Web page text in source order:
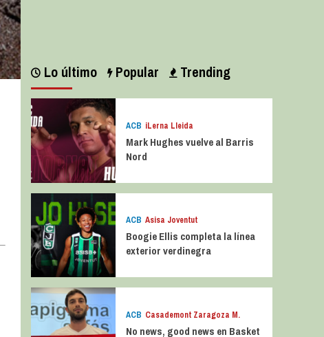
Lo último Popular Trending
ACB iLerna Lleida
Mark Hughes vuelve al Barris
Nord
ACB Asisa Joventut
Boogie Ellis completa la línea
exterior verdinegra
ACB Casademont Zaragoza M.
No news, good news en Basket